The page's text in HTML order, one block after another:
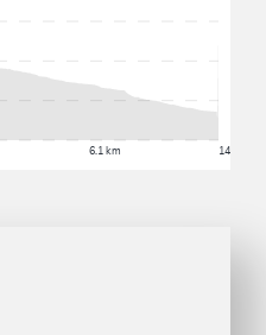
6.1 km 14.6 km